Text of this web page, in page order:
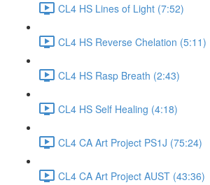
CL4 HS Lines of Light (7:52)
CL4 HS Reverse Chelation (5:11)
CL4 HS Rasp Breath (2:43)
CL4 HS Self Healing (4:18)
CL4 CA Art Project PS1J (75:24)
CL4 CA Art Project AUST (43:36)